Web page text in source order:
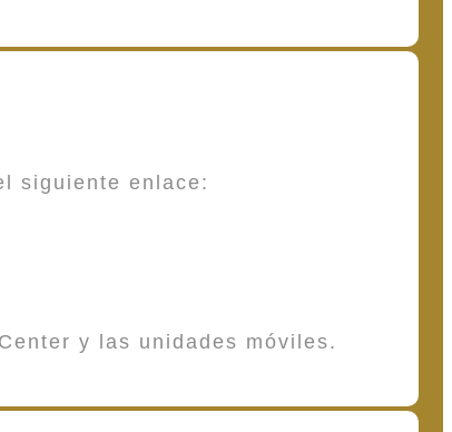
siguiente enlace:
y las unidades móviles.